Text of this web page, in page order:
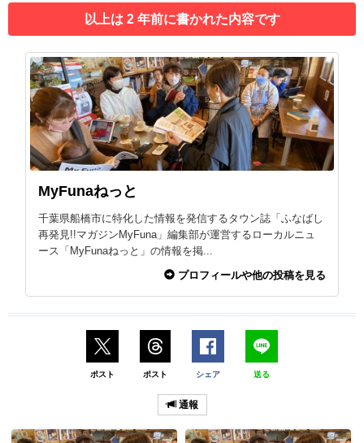
以上は 2 年前に書かれた内容です
MyFunaねっと
千葉県船橋市に特化した情報を発信するタウン誌「ふなばし
再発見!!マガジンMyFuna」編集部が運営するローカルニュ
ース「MyFunaねっと」の情報を掲...
プロフィールや他の投稿を見る
ポスト ポスト シェア 送る
通報